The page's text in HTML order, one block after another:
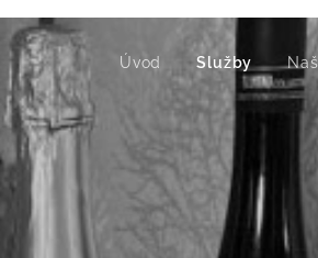
Úvod Služby